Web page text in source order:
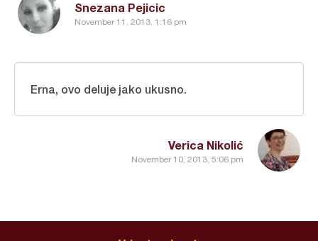
Snezana Pejicic
November 11, 2013, 1:16 pm
Verica Nikolić
November 10, 2013, 5:06 pm
Erna, ovo deluje jako ukusno.